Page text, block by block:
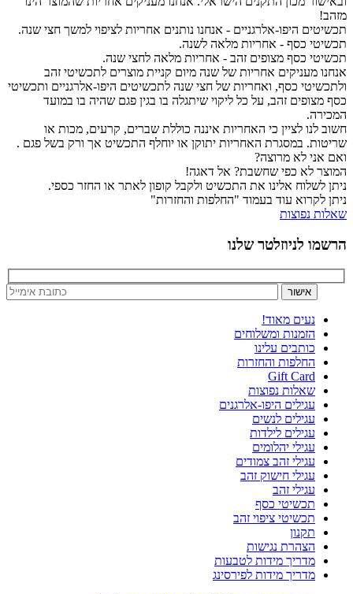
מזהב!
תכשיטים היפו-אלרגניים - אנחנו נותנים אחריות לציפוי למשך חצי שנה.
תכשיטי כסף - אחריות מלאה לשנה.
תכשיטי כסף מצופים זהב - אחריות מלאה לחצי שנה.
אנחנו מעניקים אחריות של שנה מיום קניית מוצרים לתכשיטי זהב
ולתכשיטי כסף, ואחריות של חצי שנה לתכשיטים היפו-אלרגניים ותכשיטי
כסף מצופים זהב, על כל ליקוי שיתגלה בו בגין פגם שהיה בו במועד
המכירה.
חשוב לנו לציין כי האחריות איננה כוללת שברים, קרעים, מכות או
שריטות. במסגרת האחריות יתוקן או יוחלף התכשיט אך ורק בשל פגם .
ואם אני לא מרוצה?
המוצר לא כפי שחשבת? אל דאגה!
ניתן לשלוח אלינו את התכשיט ולקבל קופון לאתר או החזר כספי.
ניתן לקרוא עוד בעמוד "החלפות והחזרות"
שאלות נפוצות
הרשמו לניוזלטר שלנו
נעים מאוד!
הזמנות ומשלוחים
כותבים עלינו
החלפות והחזרות
Gift Card
שאלות נפוצות
עגילים היפו-אלרגנים
עגילים לנשים
עגילים לילדות
עגילי יהלומים
עגילי זהב צמודים
עגילי חישוק זהב
עגילי זהב
תכשיטי כסף
תכשיטי ציפוי זהב
תקנון
הצהרת נגישות
מדריך מידות לטבעות
מדריך מידות לפירסינג